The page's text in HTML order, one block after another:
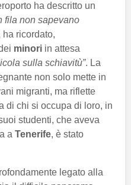
ha descritto un
fila non sapevano
ha ricordato,
minori in attesa
sulla schiavitù”. La
non solo mette in
migranti, ma riflette
di chi si occupa di loro, in
studenti, che aveva
a Tenerife, è stato
legato alla